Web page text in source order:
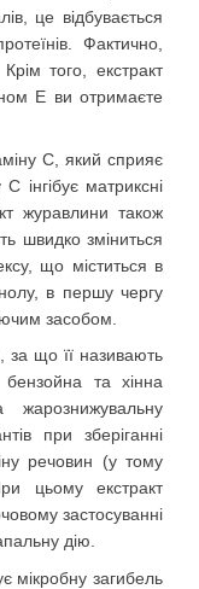
це відбувається
Фактично,
того, екстракт
Е ви отримаєте
С, який сприяє
інгібує матриксні
журавлини також
швидко зміниться
що міститься в
в першу чергу
засобом
за що її називають
бензойна та хінна
жарознижувальну
при зберіганні
речовин (у тому
цьому екстракт
застосуванні
дію.
мікробну загибель